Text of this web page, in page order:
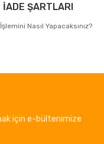
İADE ŞARTLARI
Nasıl Yapacaksınız?
için e-bültenimize